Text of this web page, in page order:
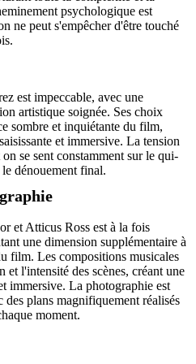
psychologique est
ne peut s'empêcher d'être touché
est impeccable, avec une
artistique soignée. Ses choix
sombre et inquiétante du film,
et immersive. La tension
se sent constamment sur le qui-
dénouement final.
et Atticus Ross est à la fois
une dimension supplémentaire à
film. Les compositions musicales
l'intensité des scènes, créant une
immersive. La photographie est
des plans magnifiquement réalisés
moment.